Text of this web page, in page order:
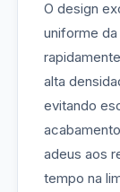
O design
uniforme
alta
evitando
adeus aos
tempo na